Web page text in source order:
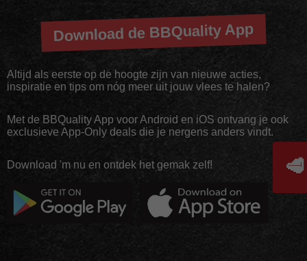
Download de BBQuality App
Altijd als eerste op de hoogte zijn van nieuwe acties,
inspiratie en tips om nóg meer uit jouw vlees te halen?
Met de BBQuality App voor Android en iOS ontvang je ook
exclusieve App-Only deals die je nergens anders vindt.
Download 'm nu en ontdek het gemak zelf! 🥩